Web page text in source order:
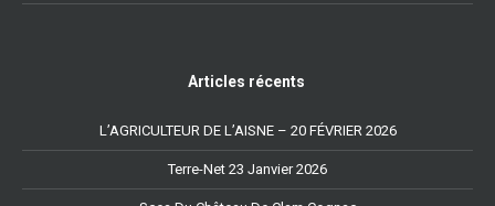
Articles récents
L’AGRICULTEUR DE L’AISNE – 20 FÉVRIER 2026
Terre-Net 23 Janvier 2026